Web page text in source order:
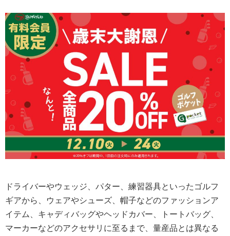
ドライバーやウェッジ、パター、練習器具といったゴルフ
ギアから、ウェアやシューズ、帽子などのファッションア
イテム、キャディバッグやヘッドカバー、トートバッグ、
マーカーなどのアクセサリに至るまで、量産品とは異なる